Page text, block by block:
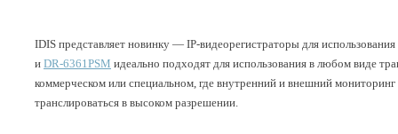
IDIS представляет новинку — IP-видеорегистраторы для
и DR-6361PSM идеально подходят для использования в любом виде
коммерческом или специальном, где внутренний и внешний
транслироваться в высоком разрешении.